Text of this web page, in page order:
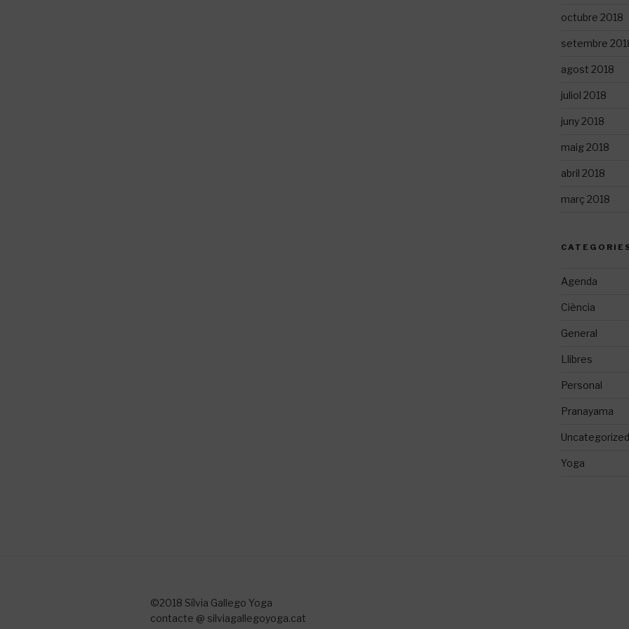
octubre 2018
setembre
agost 2018
juliol 2018
juny 2018
maig 2018
abril 2018
març 2018
Agenda
Ciència
General
Llibres
Personal
Pranayama
Uncategorized
Yoga
©2018 Sílvia Gallego Yoga
contacte @ silviagallegoyoga.cat